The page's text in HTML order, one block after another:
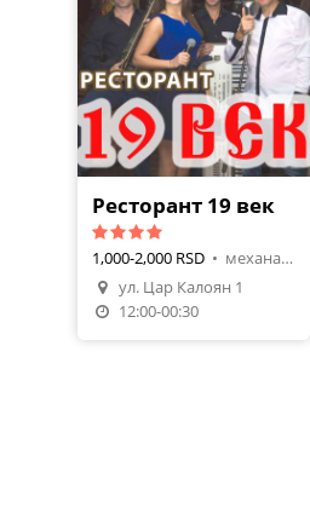
Napravi Rezervaciju
Ресторант 19 век
1,000-2,000 RSD •
механа, българска кухня
ул. Цар Калоян 1
12:00-00:30